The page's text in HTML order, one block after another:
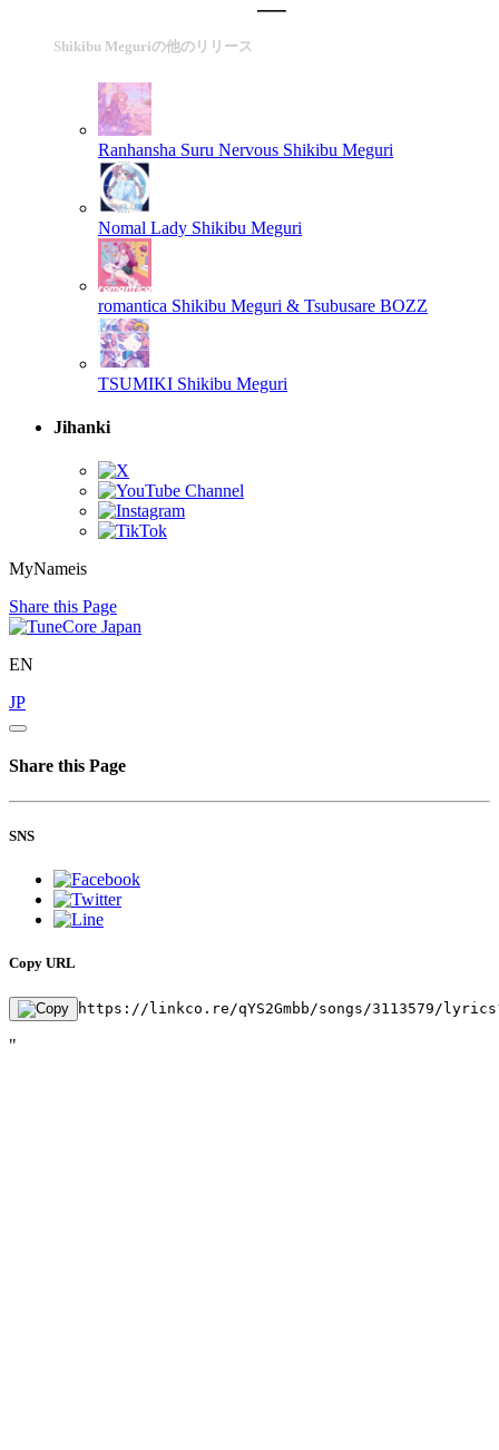
Shikibu Meguriの他のリリース
Ranhansha Suru Nervous Shikibu Meguri
Nomal Lady Shikibu Meguri
romantica Shikibu Meguri & Tsubusare BOZZ
TSUMIKI Shikibu Meguri
Jihanki
MyNameis
Share this Page
EN
JP
Share this Page
SNS
Copy URL
https://linkco.re/qYS2Gmbb/songs/3113579/
"